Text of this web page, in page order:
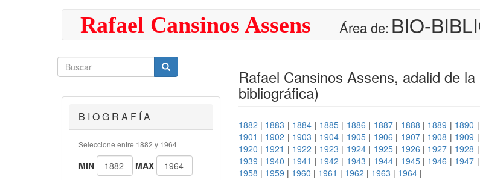
Rafael Cansinos Assens Área de: BIO-
Buscar
Buscar
Buscar
B I O G R A F Í A
Seleccione entre 1882 y 1964
MIN MAX
Rafael Cansinos Assens, adalid de
bibliográfica)
1882 | 1883 | 1884 | 1885 | 1886 | 1887| 1888 | 1889 | 1890 |
1901 | 1902 | 1903 | 1904 | 1905| 1906 | 1907| 1908 | 1909 |
1920 | 1921 | 1922 | 1923 | 1924| 1925| 1926 | 1927 | 1928 |
1939 | 1940 | 1941 | 1942 | 1943 | 1944| 1945| 1946 | 1947 |
1958 | 1959 | 1960 | 1961 | 1962 | 1963 | 1964|